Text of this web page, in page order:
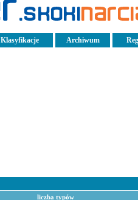
Klasyfikacje Archiwum
liczba typów